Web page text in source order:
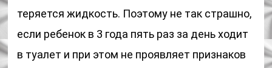
теряется жидкость. Поэтому не так страшно,
если ребенок в 3 года пять раз за день ходит
в туалет и при этом не проявляет признаков